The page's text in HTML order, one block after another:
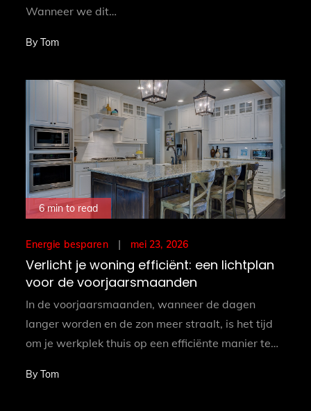
Wanneer we dit…
ByTom
6 min to read
Energie besparen
Posted
on
mei 23, 2026
Verlicht je woning efficiënt: een lichtplan
voor de voorjaarsmaanden
In de voorjaarsmaanden, wanneer de dagen
langer worden en de zon meer straalt, is het tijd
om je werkplek thuis op een efficiënte manier te…
ByTom